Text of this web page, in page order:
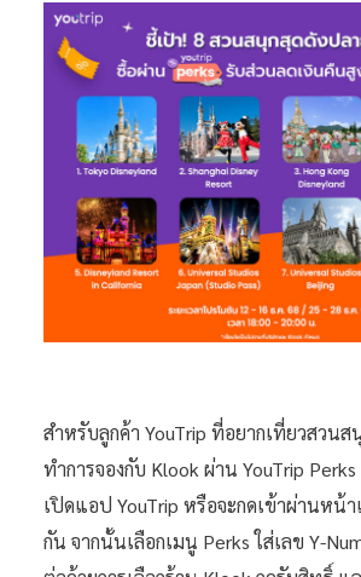
สำหรับลูกค้า YouTrip ที่อยากเที่ยวสวน
ทำการจองกับ Klook ผ่าน YouTrip
เปิดแอป YouTrip หรือจะกดเข้าผ่านหน้า
กัน จากนั้นเลือกเมนู Perks ใส่เลข Y-